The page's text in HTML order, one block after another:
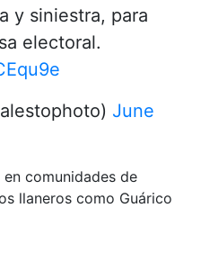
y siniestra, para
electoral.
June
comunidades de
llaneros como Guárico